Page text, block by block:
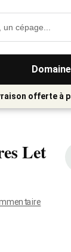
offerte à
Let